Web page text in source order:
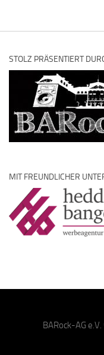
STOLZ PRÄSENTIERT
MIT FREUNDLICHER
BARock-AG